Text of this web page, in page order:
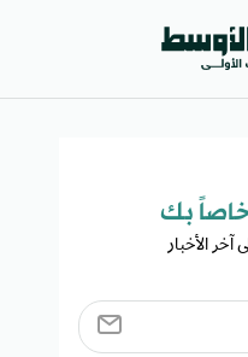
بك​
الأخبار